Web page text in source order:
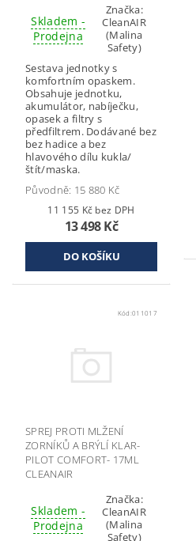
Skladem -
Prodejna
Značka:
CleanAIR
(Malina
Safety)
Sestava jednotky s
komfortním opaskem.
Obsahuje jednotku,
akumulátor, nabíječku,
opasek a filtry s
předfiltrem. Dodávané bez
bez hadice a bez
hlavového dílu kukla/
štít/maska.
Původně: 15 880 Kč
11 155 Kč bez DPH
13 498 Kč
Kód:011017
SPREJ PROTI MLŽENÍ
ZORNÍKŮ A BRÝLÍ KLAR-
PILOT COMFORT- 17ML
CLEANAIR
Skladem -
Prodejna
Značka:
CleanAIR
(Malina
Safety)